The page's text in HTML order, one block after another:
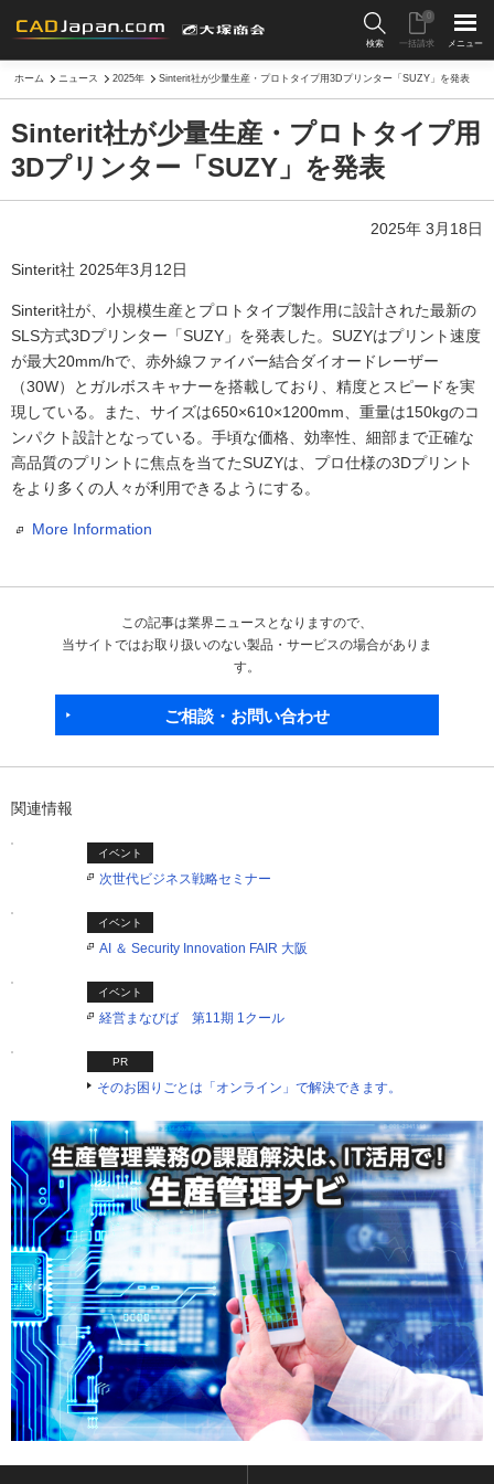
検索 一括請求
0
メニュー
ホーム ニュース 2025年 Sinterit社が少量生産・プロトタイプ用3Dプリンター「SUZY」を発表
Sinterit社が少量生産・プロトタイプ用
3Dプリンター「SUZY」を発表
2025年 3月18日
Sinterit社 2025年3月12日
Sinterit社が、小規模生産とプロトタイプ製作用に設計された最新の
SLS方式3Dプリンター「SUZY」を発表した。SUZYはプリント速度
が最大20mm/hで、赤外線ファイバー結合ダイオードレーザー
（30W）とガルボスキャナーを搭載しており、精度とスピードを実
現している。また、サイズは650×610×1200mm、重量は150kgのコ
ンパクト設計となっている。手頃な価格、効率性、細部まで正確な
高品質のプリントに焦点を当てたSUZYは、プロ仕様の3Dプリント
をより多くの人々が利用できるようにする。
More Information
この記事は業界ニュースとなりますので、
当サイトではお取り扱いのない製品・サービスの場合がありま
す。
ご相談・お問い合わせ
関連情報
イベント
次世代ビジネス戦略セミナー
イベント
AI ＆ Security Innovation FAIR 大阪
イベント
経営まなびば 第11期 1クール
PR
そのお困りごとは「オンライン」で解決できます。